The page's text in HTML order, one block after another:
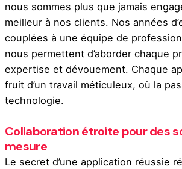
nous sommes plus que jamais
meilleur à nos clients. Nos années
couplées à une équipe de
nous permettent d’aborder chaque
expertise et dévouement. Chaque
fruit d’un travail méticuleux, où la
technologie.
Collaboration étroite pour des
mesure
Le secret d’une application réussie